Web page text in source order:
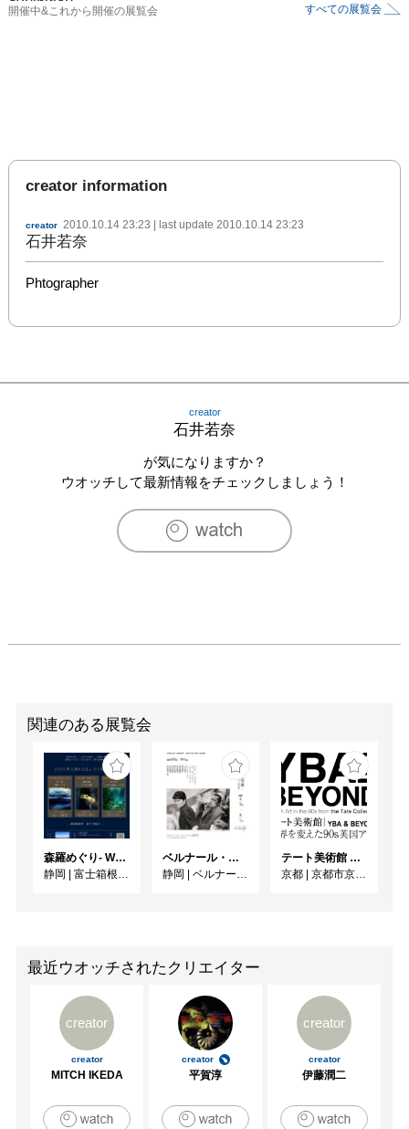
開催中&これから開催の展覧会 すべての展覧会
creator information
creator 2010.10.14 23:23 | last update 2010.10.14 23:23
石井若奈
Phtographer
creator
石井若奈
が気になりますか？
ウオッチして最新情報をチェックしましょう！
関連のある展覧会
森羅めぐり- Wandering in Shinra -
静岡 | 富士箱根カントリークラブ
ベルナール・ビュフェと写真 ーカメラがとらえたビュフェとその時代、そして21 世紀へ
静岡 | ベルナール・ビュフェ美術館
テート美術館 ― YBA & BEYOND 世界を変えた90s英国アート
京都 | 京都市京セラ美術館
最近ウオッチされたクリエイター
creator
creator
MITCH IKEDA
creator
平賀淳
creator
creator
伊藤潤二